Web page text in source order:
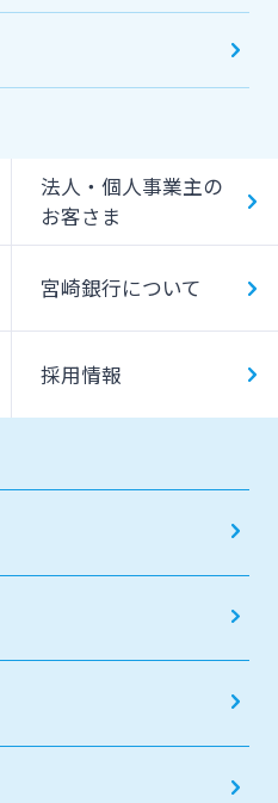
法人・個人事業主の
お客さま
宮崎銀行について
採用情報